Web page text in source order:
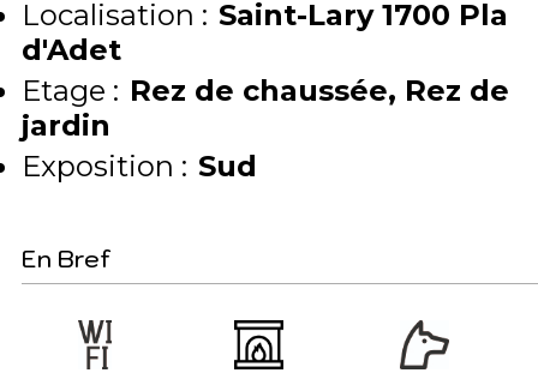
Localisation : Saint-Lary 1700 Pla
d'Adet
Etage : Rez de chaussée Rez de
jardin
Exposition : Sud
En Bref